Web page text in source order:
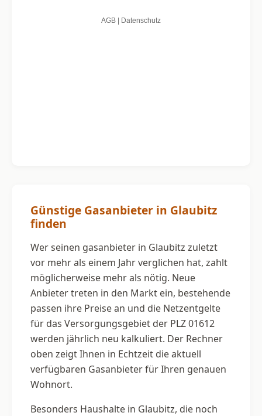
Günstige Gasanbieter in Glaubitz
finden
Wer seinen gasanbieter in Glaubitz zuletzt
vor mehr als einem Jahr verglichen hat, zahlt
möglicherweise mehr als nötig. Neue
Anbieter treten in den Markt ein, bestehende
passen ihre Preise an und die Netzentgelte
für das Versorgungsgebiet der PLZ 01612
werden jährlich neu kalkuliert. Der Rechner
oben zeigt Ihnen in Echtzeit die aktuell
verfügbaren Gasanbieter für Ihren genauen
Wohnort.
Besonders Haushalte in Glaubitz, die noch